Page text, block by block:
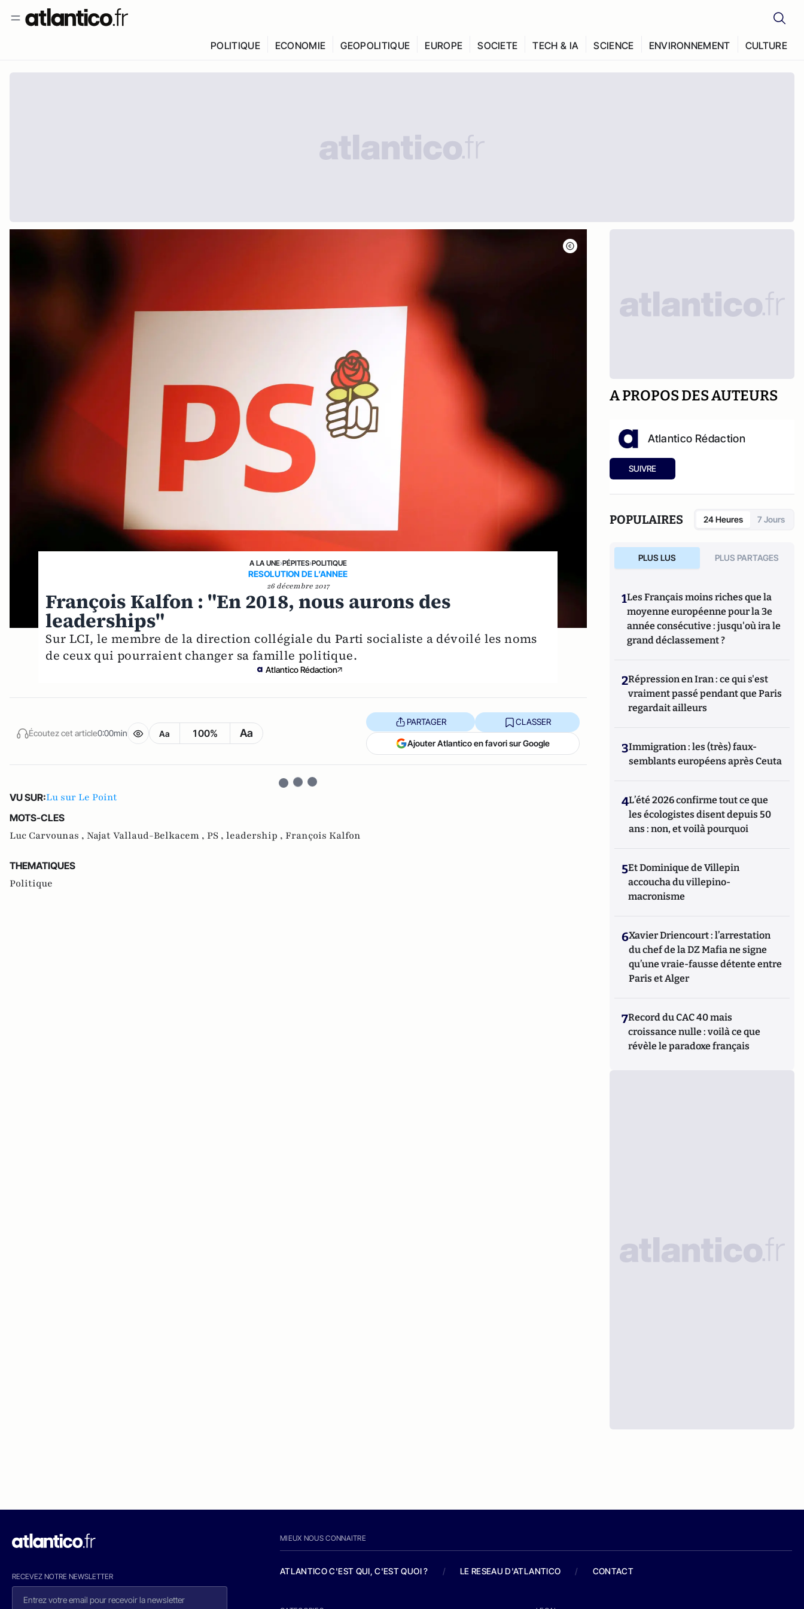
POLITIQUE ECONOMIE GEOPOLITIQUE EUROPE SOCIETE TECH & IA SCIENCE ENVIRONNEMENT CULTURE
A LA UNE›PÉPITES›POLITIQUE
RESOLUTION DE L’ANNEE
26 décembre 2017
François Kalfon : "En 2018, nous aurons des
leaderships"
Sur LCI, le membre de la direction collégiale du Parti socialiste a dévoilé les noms
de ceux qui pourraient changer sa famille politique.
Atlantico Rédaction
Écoutez cet article0:00min Aa 100% Aa
PARTAGER CLASSER
Ajouter Atlantico en favori sur Google
VU SUR:Lu sur Le Point
MOTS-CLES
Luc Carvounas , Najat Vallaud-Belkacem , PS , leadership , François Kalfon
THEMATIQUES
Politique
A PROPOS DES AUTEURS
Atlantico Rédaction
SUIVRE
POPULAIRES 24 Heures 7 Jours
PLUS LUS PLUS PARTAGES
1Les Français moins riches que la
moyenne européenne pour la 3e
année consécutive : jusqu'où ira le
grand déclassement ?
2Répression en Iran : ce qui s'est
vraiment passé pendant que Paris
regardait ailleurs
3Immigration : les (très) faux-
semblants européens après Ceuta
4L’été 2026 confirme tout ce que
les écologistes disent depuis 50
ans : non, et voilà pourquoi
5Et Dominique de Villepin
accoucha du villepino-
macronisme
6Xavier Driencourt : l’arrestation
du chef de la DZ Mafia ne signe
qu’une vraie-fausse détente entre
Paris et Alger
7Record du CAC 40 mais
croissance nulle : voilà ce que
révèle le paradoxe français
RECEVEZ NOTRE NEWSLETTER
MIEUX NOUS CONNAITRE
ATLANTICO C'EST QUI, C'EST QUOI ? / LE RESEAU D'ATLANTICO / CONTACT